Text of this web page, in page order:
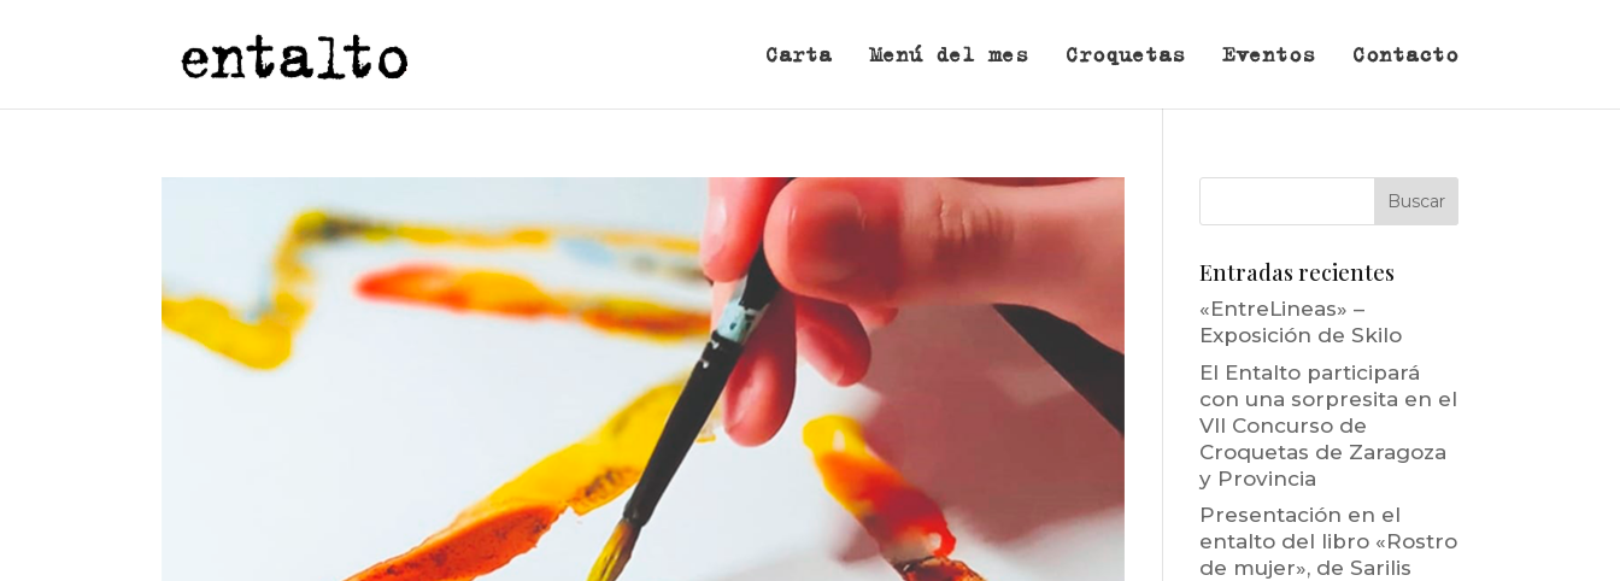
Carta Menú del mes Croquetas Eventos Contacto
Entradas recientes
«EntreLineas» –
Exposición de Skilo
El Entalto participará
con una sorpresita en el
VII Concurso de
Croquetas de Zaragoza
y Provincia
Presentación en el
entalto del libro «Rostro
de mujer», de Sarilis